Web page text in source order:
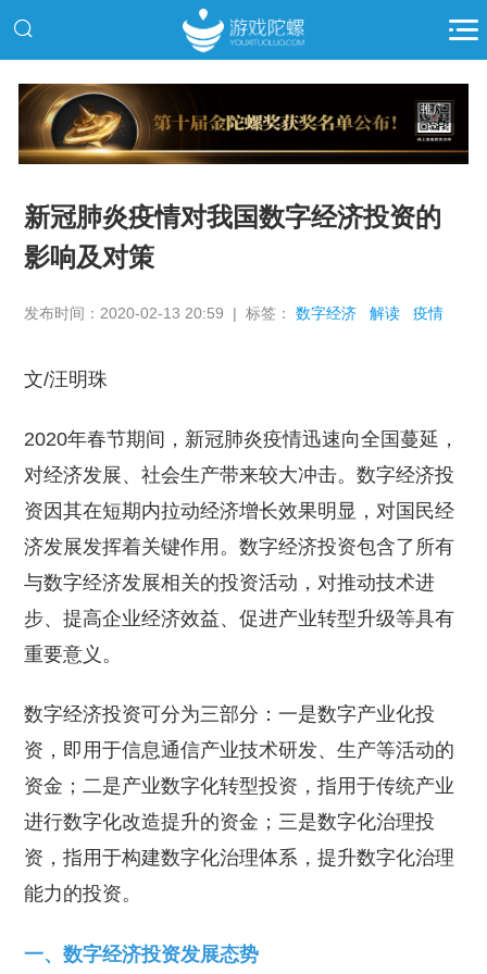
推广
新冠肺炎疫情对我国数字经济投资的
影响及对策
发布时间：2020-02-13 20:59 | 标签：数字经济 解读 疫情
文/汪明珠
2020年春节期间，新冠肺炎疫情迅速向全国蔓延，
对经济发展、社会生产带来较大冲击。数字经济投
资因其在短期内拉动经济增长效果明显，对国民经
济发展发挥着关键作用。数字经济投资包含了所有
与数字经济发展相关的投资活动，对推动技术进
步、提高企业经济效益、促进产业转型升级等具有
重要意义。
数字经济投资可分为三部分：一是数字产业化投
资，即用于信息通信产业技术研发、生产等活动的
资金；二是产业数字化转型投资，指用于传统产业
进行数字化改造提升的资金；三是数字化治理投
资，指用于构建数字化治理体系，提升数字化治理
能力的投资。
一、数字经济投资发展态势